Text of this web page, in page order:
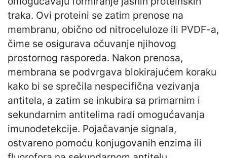
traka. Ovi proteini se zatim prenose na
membranu, obično od nitroceluloze ili PVDF-a,
čime se osigurava očuvanje njihovog
prostornog rasporeda. Nakon prenosa,
membrana se podvrgava blokirajućem koraku
kako bi se sprečila nespecifična vezivanja
antitela, a zatim se inkubira sa primarnim i
sekundarnim antitelima radi omogućavanja
imunodetekcije. Pojačavanje signala,
ostvareno pomoću konjugovanih enzima ili